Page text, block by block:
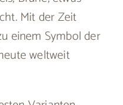
Mit der Zeit
einem Symbol der
weltweit